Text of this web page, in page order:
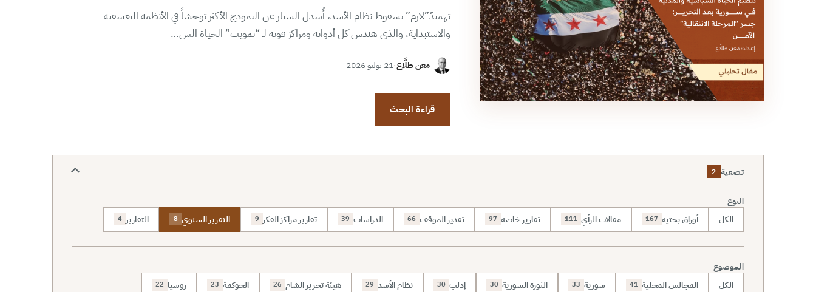
تهميدٌ”لازم” بسقوط نظام الأسد، أُسدل الستار عن النموذج الأكثر توحشاً في الأنظمة التعسفية
والاستبداية، والذي هندس كل أدواته ومراكز قوته لـ “تمويت” الحياة الس…
معن طلَّاع·21 يوليو 2026
قراءة البحث
تصفية 2
النوع
الكل أوراق بحثية 167 مقالات الرأي 111 تقارير خاصة 97 تقدير الموقف 66 الدراسات 39 تقارير مراكز الفكر 9 التقرير السنوي 8 التقارير 4
الموضوع
الكل المجالس المحلية 41 سورية 33 الثورة السورية 30 إدلب 30 نظام الأسد 29 هيئة تحرير الشام 26 الحوكمة 23 روسيا 22